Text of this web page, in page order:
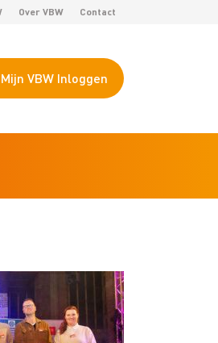
Mijn VBW Inloggen
Over VBW Contact
arbeidsproductiviteit
je op weg
Marktonderzoek